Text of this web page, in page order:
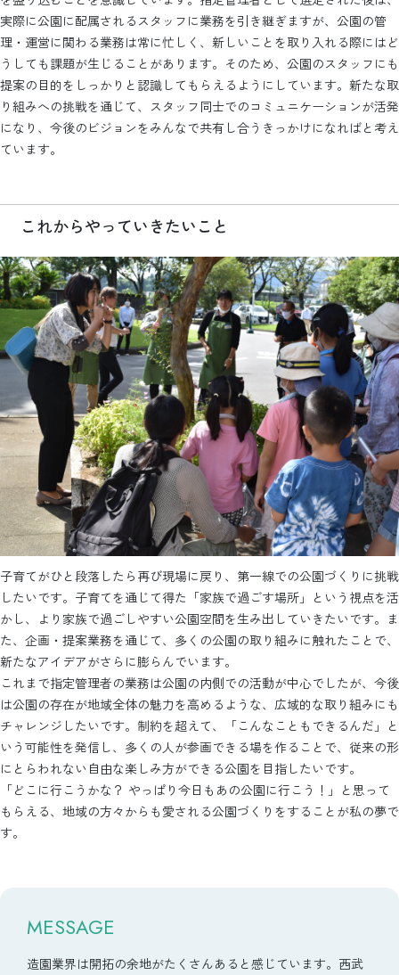
実際に公園に配属されるスタッフに業務を引き継ぎますが、公園の管
理・運営に関わる業務は常に忙しく、新しいことを取り入れる際にはど
うしても課題が生じることがあります。そのため、公園のスタッフにも
提案の目的をしっかりと認識してもらえるようにしています。新たな取
り組みへの挑戦を通じて、スタッフ同士でのコミュニケーションが活発
になり、今後のビジョンをみんなで共有し合うきっかけになればと考え
ています。
これからやっていきたいこと
子育てがひと段落したら再び現場に戻り、第一線での公園づくりに挑戦
したいです。子育てを通じて得た「家族で過ごす場所」という視点を活
かし、より家族で過ごしやすい公園空間を生み出していきたいです。ま
た、企画・提案業務を通じて、多くの公園の取り組みに触れたことで、
新たなアイデアがさらに膨らんでいます。
これまで指定管理者の業務は公園の内側での活動が中心でしたが、今後
は公園の存在が地域全体の魅力を高めるような、広域的な取り組みにも
チャレンジしたいです。制約を超えて、「こんなこともできるんだ」と
いう可能性を発信し、多くの人が参画できる場を作ることで、従来の形
にとらわれない自由な楽しみ方ができる公園を目指したいです。
「どこに行こうかな？ やっぱり今日もあの公園に行こう！」と思って
もらえる、地域の方々からも愛される公園づくりをすることが私の夢で
す。
MESSAGE
造園業界は開拓の余地がたくさんあると感じています。西武